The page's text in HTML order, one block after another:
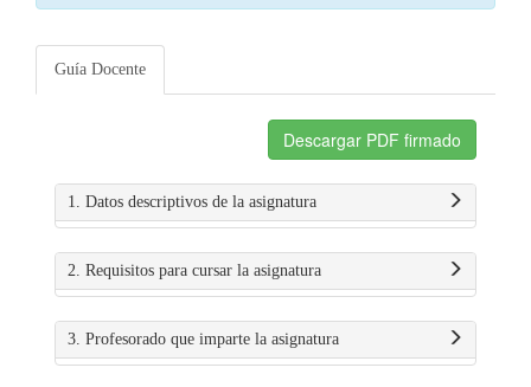
Guía Docente
Descargar PDF firmado
1. Datos descriptivos de la asignatura
2. Requisitos para cursar la asignatura
3. Profesorado que imparte la asignatura